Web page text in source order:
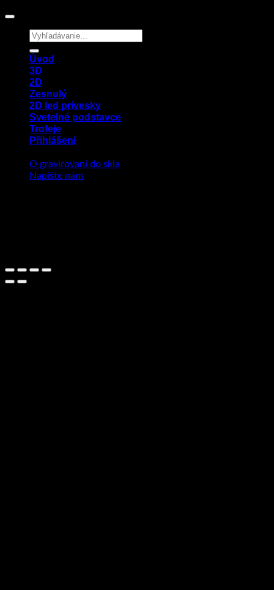
Hledat:
Úvod
3D
2D
Zesnulý
2D led prívesky
Svetelné podstavce
Trofeje
Přihlášení
O gravirovaní do skla
Napište nám